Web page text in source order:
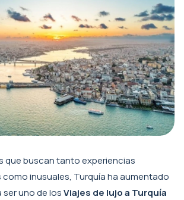
que buscan tanto experiencias
inusuales, Turquía ha aumentado
uno de losViajes de lujo a Turquía